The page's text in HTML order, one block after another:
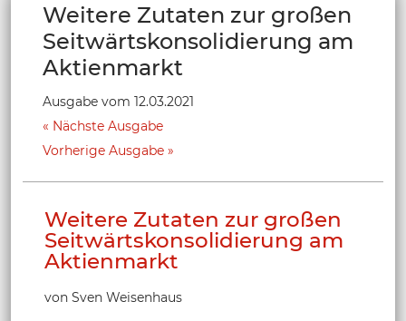
Weitere Zutaten zur großen
Seitwärtskonsolidierung am
Aktienmarkt
Ausgabe vom 12.03.2021
Nächste Ausgabe
Vorherige Ausgabe
Weitere Zutaten zur großen
Seitwärtskonsolidierung am
Aktienmarkt
von Sven Weisenhaus